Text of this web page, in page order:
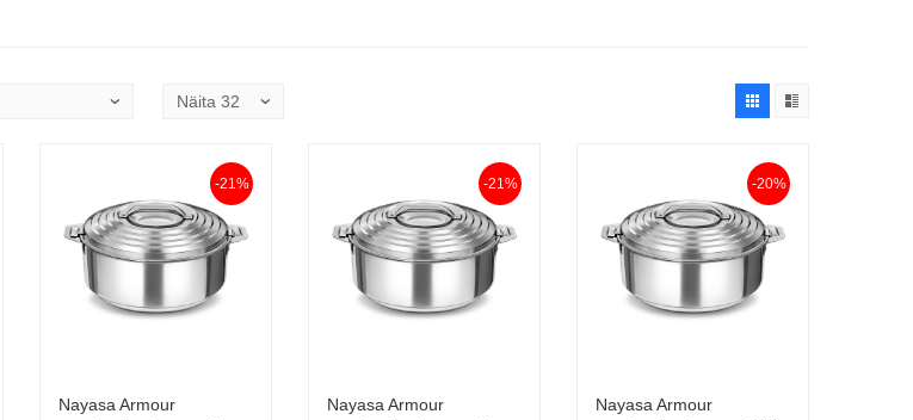
-21%
Lisa korvi
Nayasa Armour
-21%
Lisa korvi
Nayasa Armour
-20%
Lisa korvi
Nayasa Armour